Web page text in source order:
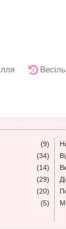
(9)
(34)
(14)
(29)
(20)
(5)